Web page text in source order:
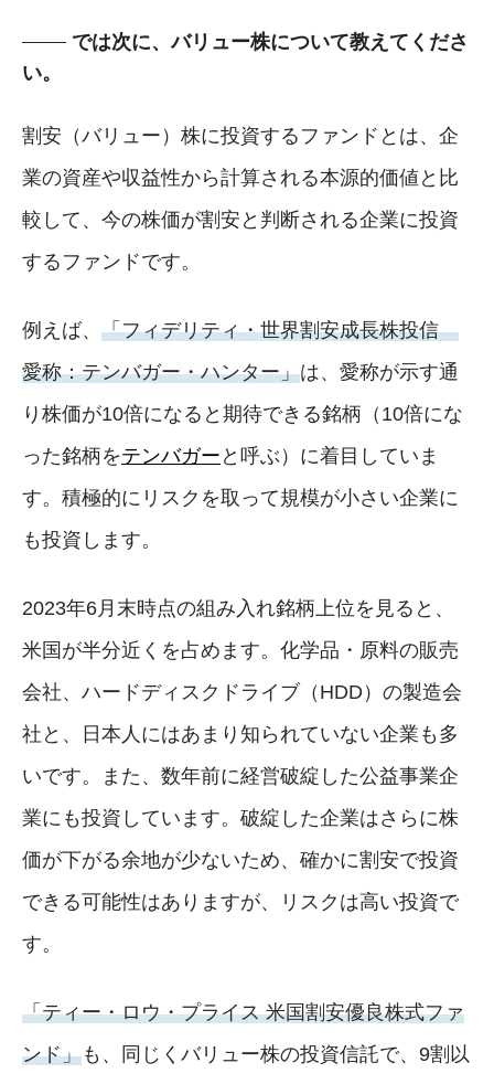
では次に、バリュー株について教えてくださ
い。
割安（バリュー）株に投資するファンドとは、企
業の資産や収益性から計算される本源的価値と比
較して、今の株価が割安と判断される企業に投資
するファンドです。
例えば、 「フィデリティ・世界割安成長株投信
愛称：テンバガー・ハンター」は、愛称が示す通
り株価が10倍になると期待できる銘柄（10倍にな
った銘柄をテンバガー と呼ぶ）に着目していま
す。積極的にリスクを取って規模が小さい企業に
も投資します。
2023年6月末時点の組み入れ銘柄上位を見ると、
米国が半分近くを占めます。化学品・原料の販売
会社、ハードディスクドライブ（HDD）の製造会
社と、日本人にはあまり知られていない企業も多
いです。また、数年前に経営破綻した公益事業企
業にも投資しています。破綻した企業はさらに株
価が下がる余地が少ないため、確かに割安で投資
できる可能性はありますが、リスクは高い投資で
す。
「ティー・ロウ・プライス 米国割安優良株式ファ
ンド」も、同じくバリュー株の投資信託で、9割以